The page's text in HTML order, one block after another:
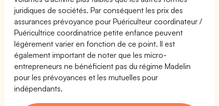
juridiques de sociétés. Par conséquent les prix des
assurances prévoyance pour Puériculteur coordinateur /
Puéricultrice coordinatrice petite enfance peuvent
légèrement varier en fonction de ce point. Il est
également important de noter que les micro-
entrepreneurs ne bénéficient pas du régime Madelin
pour les prévoyances et les mutuelles pour
indépendants.